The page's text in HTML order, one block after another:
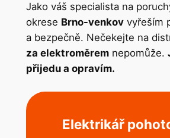
Jako váš specialista na
okrese Brno-venkovvyřeším
a bezpečně. Nečekejte na
za elektroměremnepomůže.
přijedu a opravím.
Elektrikář